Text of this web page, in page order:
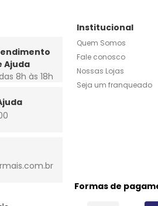
Ajuda
8h às 18h
Institucional
Quem Somos
Fale conosco
Nossas Lojas
Seja um franqueado
Formas de